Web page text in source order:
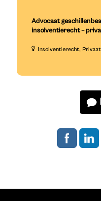
Advocaat
insolventierecht –
Insolventierecht